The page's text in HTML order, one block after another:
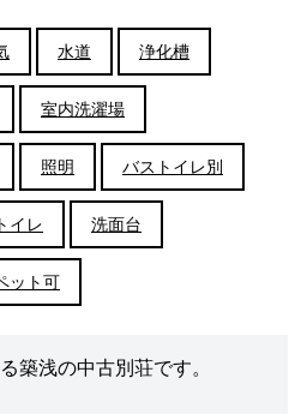
水道 浄化槽
室内洗濯場
照明 バストイレ別
イレ 洗面台
ット可
築浅の中古別荘です。